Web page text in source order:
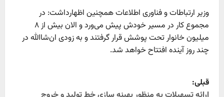
وزیر ارتباطات و فناوری اطلاعات همچنین اظهارداشت: در
مجموع کار در مسیر خودش پیش می‌ورد و الان بیش از ۸
میلیون خانوار تحت پوشش قرار گرفتند و به زودی ان‌شا‌الله در
چند روز آینده افتتاح خواهد شد.
P
قبلی: